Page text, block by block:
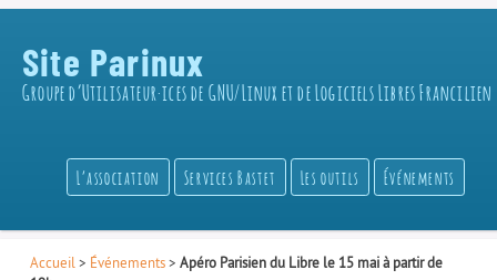
Site Parinux
Groupe d’Utilisateur·ices de GNU/Linux et de Logiciels Libres Francilien
L’association Services Bastet Les outils Événements
Accueil > Événements> Apéro Parisien du Libre le 15 mai à partir de